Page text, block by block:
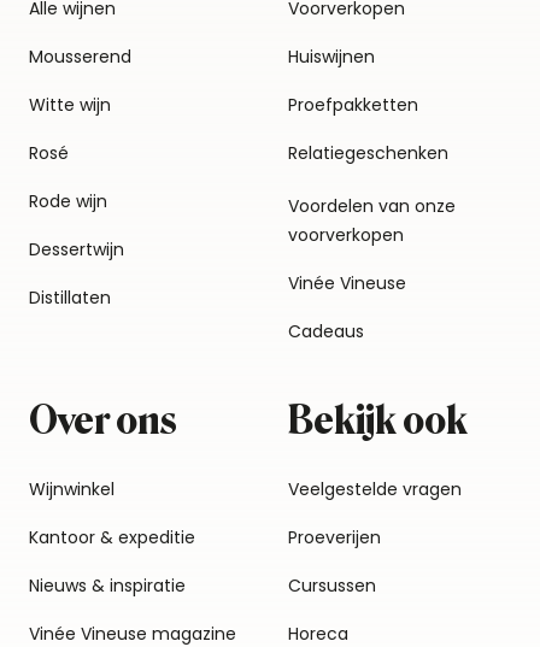
Alle wijnen
Mousserend
Witte wijn
Rosé
Rode wijn
Dessertwijn
Distillaten
Voorverkopen
Huiswijnen
Proefpakketten
Relatiegeschenken
Voordelen van onze
voorverkopen
Vinée Vineuse
Cadeaus
Over ons
Wijnwinkel
Kantoor & expeditie
Nieuws & inspiratie
Vinée Vineuse magazine
Bekijk ook
Veelgestelde vragen
Proeverijen
Cursussen
Horeca